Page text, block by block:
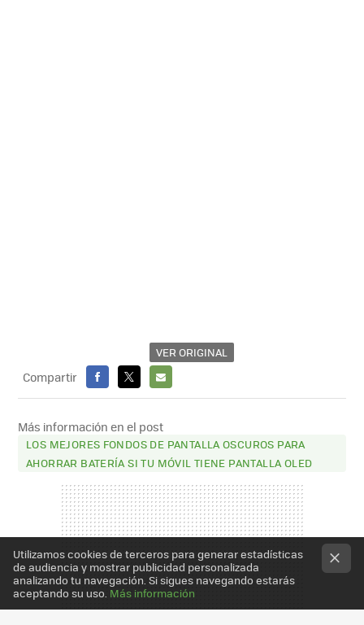
VER ORIGINAL
Compartir
FACEBOOK
X
E-
MAIL
Más información en el post
LOS MEJORES FONDOS DE PANTALLA OSCUROS PARA
AHORRAR BATERÍA SI TU MÓVIL TIENE PANTALLA OLED
Utilizamos cookies de terceros para generar estadísticas
de audiencia y mostrar publicidad personalizada
analizando tu navegación. Si sigues navegando estarás
aceptando su uso. Más información